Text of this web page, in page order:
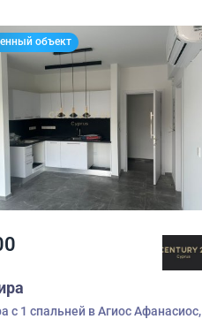
объект
с 1 спальней в Агиос Афанасиос,